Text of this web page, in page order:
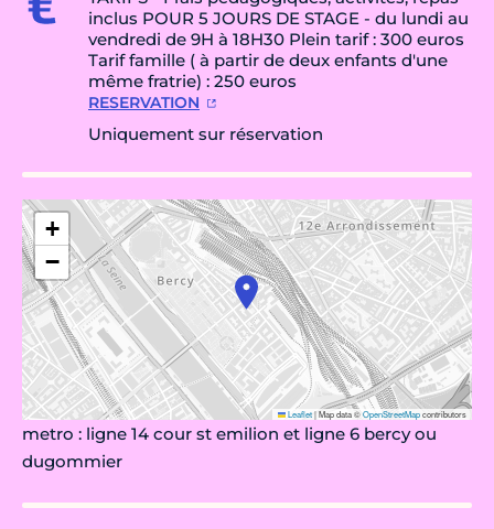
inclus POUR 5 JOURS DE STAGE - du lundi au
vendredi de 9H à 18H30 Plein tarif : 300 euros
Tarif famille ( à partir de deux enfants d'une
même fratrie) : 250 euros
RESERVATION
Uniquement sur réservation
+
−
Leaflet|Map data ©OpenStreetMapcontributors
metro : ligne 14 cour st emilion et ligne 6 bercy ou
dugommier